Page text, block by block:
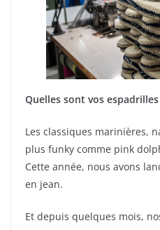
Quelles sont vos
Les classiques marinières,
plus funky comme pink
Cette année, nous avons
en jean.
Et depuis quelques mois,